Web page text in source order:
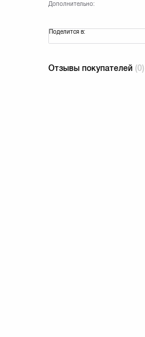
Дополнительно:
Поделится в:
Отзывы покупателей (0)